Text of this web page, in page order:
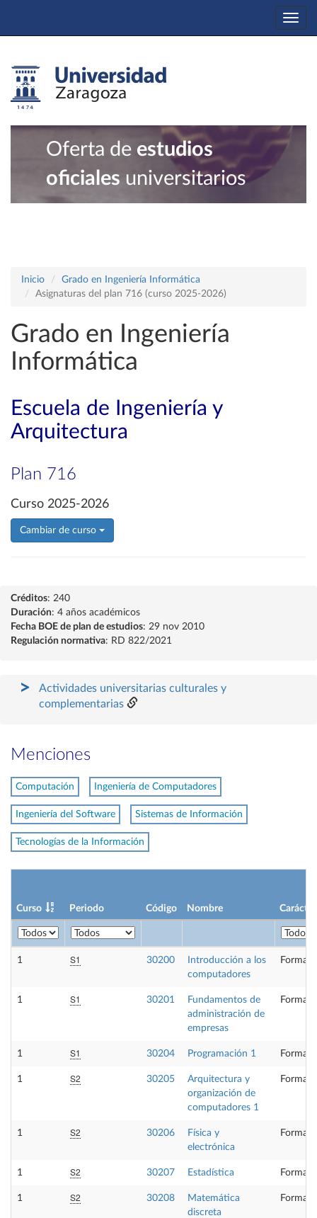
Oferta de estudios
oficiales universitarios
Inicio
Grado en Ingeniería Informática
Asignaturas del plan 716 (curso 2025-2026)
Grado en Ingeniería
Informática
Escuela de Ingeniería y
Arquitectura
Plan 716
Curso 2025-2026
Cambiar de curso
Créditos: 240
Duración: 4 años académicos
Fecha BOE de plan de estudios: 29 nov 2010
Regulación normativa: RD 822/2021
Actividades universitarias culturales y
complementarias
Menciones
Computación Ingeniería de Computadores
Ingeniería del Software Sistemas de Información
Tecnologías de la Información
Curso Periodo Código Nombre Carácter
1 S1 30200
Introducción a los
computadores
1 S1 30201
Fundamentos de
administración de
empresas
1 S1 30204 Programación 1
1 S2 30205
Arquitectura y
organización de
computadores 1
1 S2 30206
Física y
electrónica
1 S2 30207 Estadística
1 S2 30208
Matemática
discreta